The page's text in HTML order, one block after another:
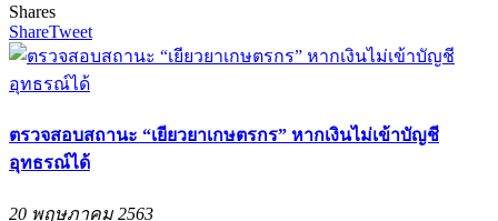
Shares
ShareTweet
ตรวจสอบสถานะ “เยียวยาเกษตรกร” หากเงินไม่เข้าบัญชี
อุทธรณ์ได้
20 พฤษภาคม 2563